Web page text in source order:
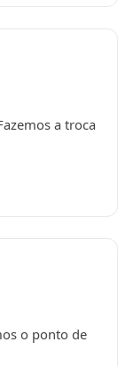
a troca
o ponto de